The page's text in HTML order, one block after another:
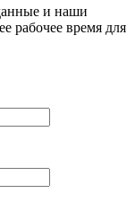
и наши
рабочее время для